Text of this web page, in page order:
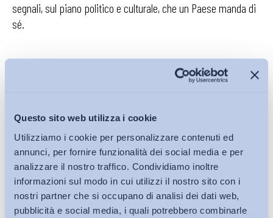
Questo sito web utilizza i cookie
Utilizziamo i cookie per personalizzare contenuti ed
annunci, per fornire funzionalità dei social media e per
analizzare il nostro traffico. Condividiamo inoltre
informazioni sul modo in cui utilizzi il nostro sito con i
nostri partner che si occupano di analisi dei dati web,
pubblicità e social media, i quali potrebbero combinarle
segnali, sul piano politico e culturale, che un Paese manda di
sé.
Docente di Diritto del lavoro UniECampus
Scarica il pdf